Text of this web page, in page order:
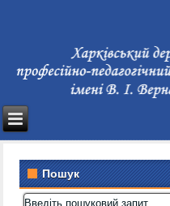
Пошук